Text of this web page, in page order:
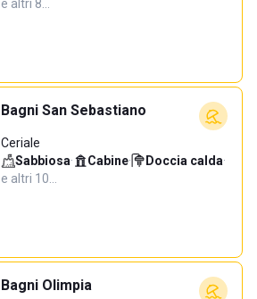
e altri 8…
Bagni San Sebastiano
Ceriale
Sabbiosa· Cabine· Doccia calda·
e altri 10…
Bagni Olimpia